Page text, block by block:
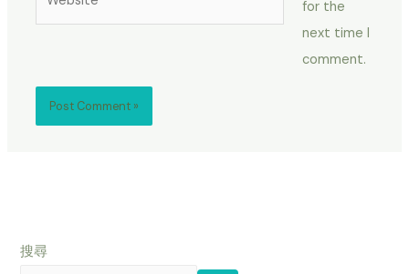
for the
next time I
comment.
搜尋